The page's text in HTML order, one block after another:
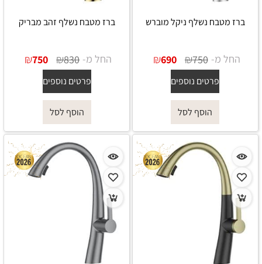
ברז מטבח נשלף ניקל מוברש
החל מ- ₪750
₪690
פרטים נוספים
הוסף לסל
ברז מטבח נשלף זהב מבריק
החל מ- ₪830
₪750
פרטים נוספים
הוסף לסל